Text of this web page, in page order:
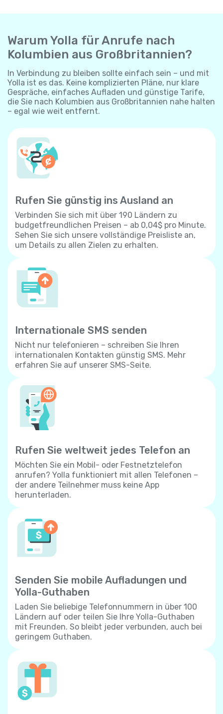
Warum Yolla für Anrufe nach
Kolumbien aus Großbritannien?
In Verbindung zu bleiben sollte einfach sein – und mit
Yolla ist es das. Keine komplizierten Pläne, nur klare
Gespräche, einfaches Aufladen und günstige Tarife,
die Sie nach Kolumbien aus Großbritannien nahe halten
– egal wie weit entfernt.
Rufen Sie günstig ins Ausland an
Verbinden Sie sich mit über 190 Ländern zu
budgetfreundlichen Preisen – ab 0,04$ pro Minute.
Sehen Sie sich unsere vollständige Preisliste an,
um Details zu allen Zielen zu erhalten.
Internationale SMS senden
Nicht nur telefonieren – schreiben Sie Ihren
internationalen Kontakten günstig SMS. Mehr
erfahren Sie auf unserer SMS-Seite.
Rufen Sie weltweit jedes Telefon an
Möchten Sie ein Mobil- oder Festnetztelefon
anrufen? Yolla funktioniert mit allen Telefonen –
der andere Teilnehmer muss keine App
herunterladen.
Senden Sie mobile Aufladungen und
Yolla-Guthaben
Laden Sie beliebige Telefonnummern in über 100
Ländern auf oder teilen Sie Ihre Yolla-Guthaben
mit Freunden. So bleibt jeder verbunden, auch bei
geringem Guthaben.